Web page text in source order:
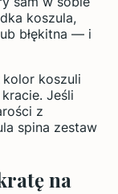
koszula,
błękitna — i
koszuli
Jeśli
z
spina zestaw
na